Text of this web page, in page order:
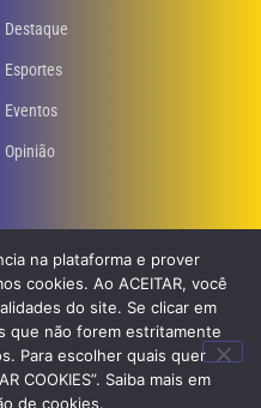
Destaque
Esportes
Eventos
Opinião
reservados. Desenvolvidopor
de Websites
na plataforma e prover
cookies. Ao ACEITAR, você
do site. Se clicar em
que não forem estritamente
Para escolher quais quer
COOKIES”. Saiba mais em
de cookies.